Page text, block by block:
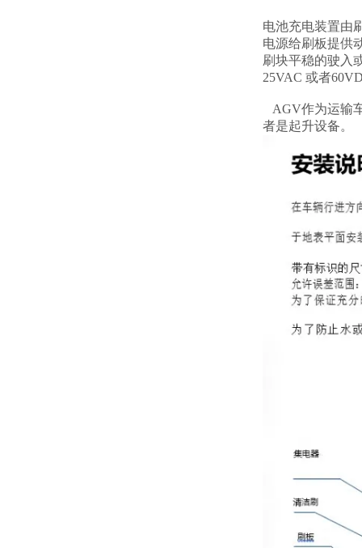
电池充电装置由
电源给刷板提供
刷块平稳的驶入
25VAC 或者
AGV作为运输
者是起升设备。